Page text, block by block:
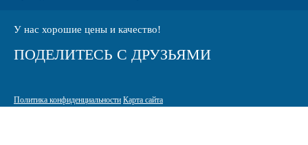
У нас хорошие цены и качество!
ПОДЕЛИТЕСЬ С ДРУЗЬЯМИ
Политика конфиденциальности Карта сайта